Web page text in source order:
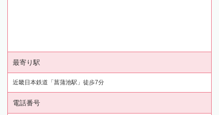
最寄り駅
近畿日本鉄道「菖蒲池駅」徒歩7分
電話番号